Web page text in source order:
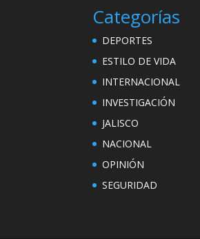
Categorías
DEPORTES
ESTILO DE VIDA
INTERNACIONAL
INVESTIGACIÓN
JALISCO
NACIONAL
OPINIÓN
SEGURIDAD